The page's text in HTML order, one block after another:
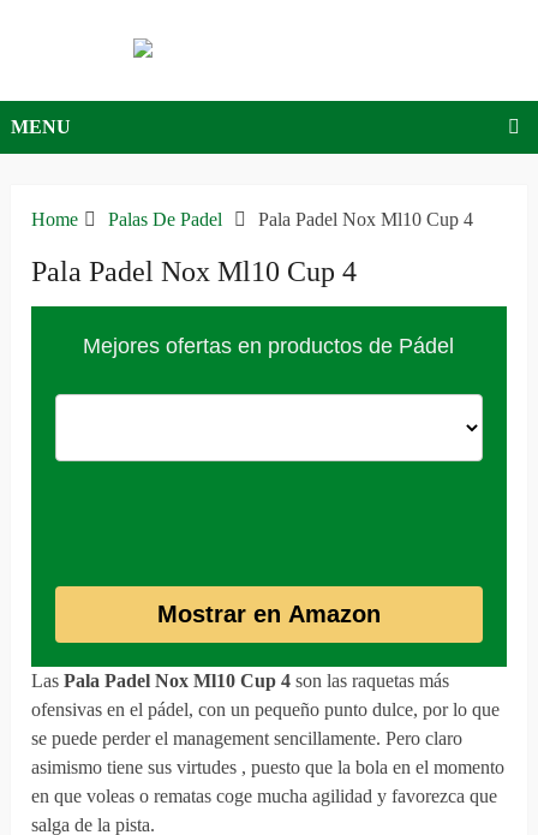
MENU
Home Palas De Padel Pala Padel Nox Ml10 Cup 4
Pala Padel Nox Ml10 Cup 4
Mejores ofertas en productos de Pádel
Mostrar en Amazon
LasPala Padel Nox Ml10 Cup 4 son las raquetas más
ofensivas en el pádel, con un pequeño punto dulce, por lo que
se puede perder el management sencillamente. Pero claro
asimismo tiene sus virtudes , puesto que la bola en el momento
en que voleas o rematas coge mucha agilidad y favorezca que
salga de la pista.